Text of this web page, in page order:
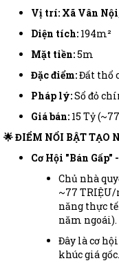
Vị trí: Xã Vân
Diện tích: 194m²
Mặt tiền:5m
Đặc điểm:Đất thổ
Pháp lý:Sổ đỏ
Giá bán: 15 Tỷ
🌟 ĐIỂM NỔI BẬT TẠO
Cơ Hội "Bán Gấp"
Chủ nhà
~77
năng thực
năm ngoái).
Đây là cơ
khúc giá gốc.